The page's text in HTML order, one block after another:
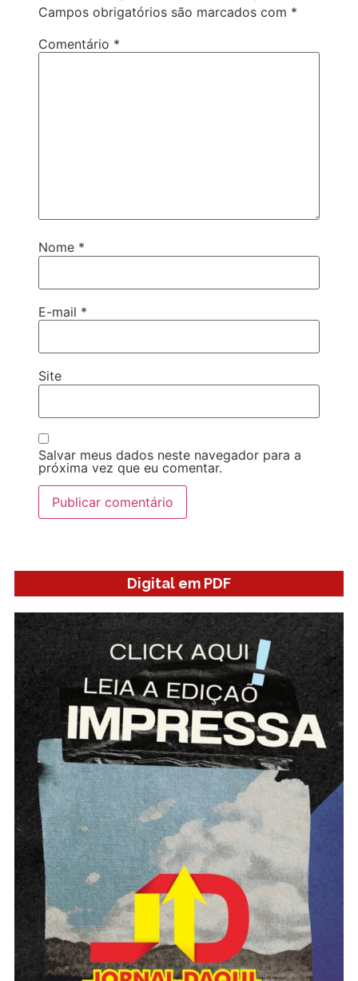
Campos obrigatórios são marcados com *
Comentário *
Nome *
E-mail *
Site
Salvar meus dados neste navegador para a
próxima vez que eu comentar.
Digital em PDF